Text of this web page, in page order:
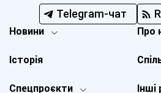
Telegram-чат
Новини
Спецпроєкти Інші
Історія
Про